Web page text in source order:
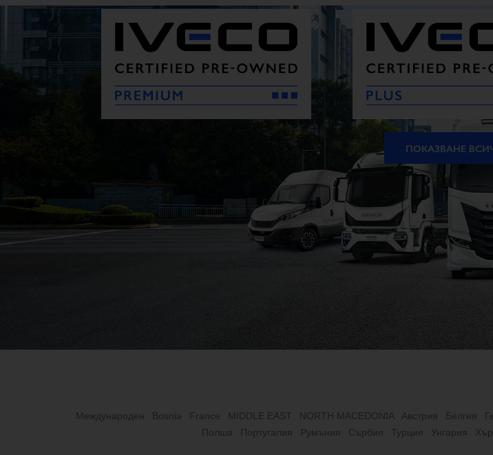
ПОКАЗВАНЕ
Международен Bosnia France MIDDLE EAST NORTH MACEDONIA Австрия Белгия
Полша
Португалия Румъния Сърбия Турция Унгария